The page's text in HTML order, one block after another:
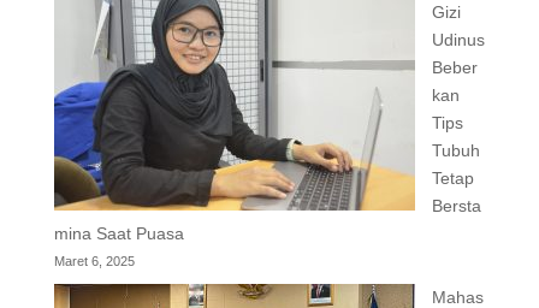
Gizi
Udinus
Beber
kan
Tips
Tubuh
Tetap
Bersta
mina Saat Puasa
Maret 6, 2025
Mahas